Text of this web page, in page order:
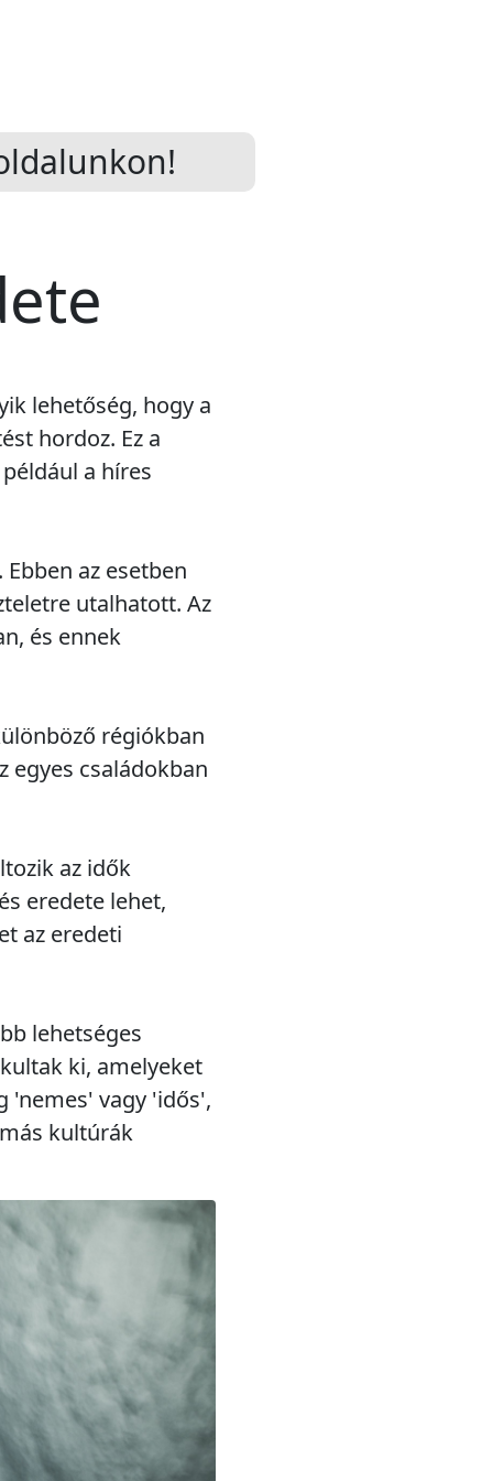
lehetőség, hogy a
hordoz. Ez a
a híres
az esetben
utalhatott. Az
és ennek
régiókban
egyes családokban
az idők
eredete lehet,
az eredeti
lehetséges
ki, amelyeket
'nemes' vagy 'idős',
kultúrák